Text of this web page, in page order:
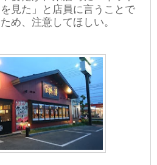
見た」と店員に言うことで
め、注意してほしい。